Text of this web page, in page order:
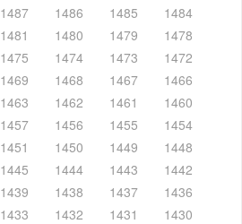
1487 1486 1485
1484
1481 1480 1479
1478
1475 1474 1473
1472
1469 1468 1467
1466
1463 1462 1461
1460
1457 1456 1455
1454
1451 1450 1449
1448
1445 1444 1443
1442
1439 1438 1437
1436
1433 1432 1431
1430